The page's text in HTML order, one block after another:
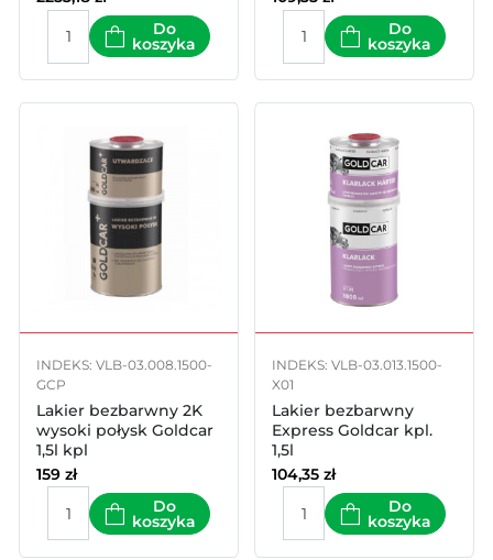
Do
koszyka
Do
koszyka
INDEKS: VLB-03.008.1500-
GCP
Lakier bezbarwny 2K
wysoki połysk Goldcar
1,5l kpl
159 zł
Do
koszyka
INDEKS: VLB-03.013.1500-
X01
Lakier bezbarwny
Express Goldcar kpl.
1,5l
104,35 zł
Do
koszyka